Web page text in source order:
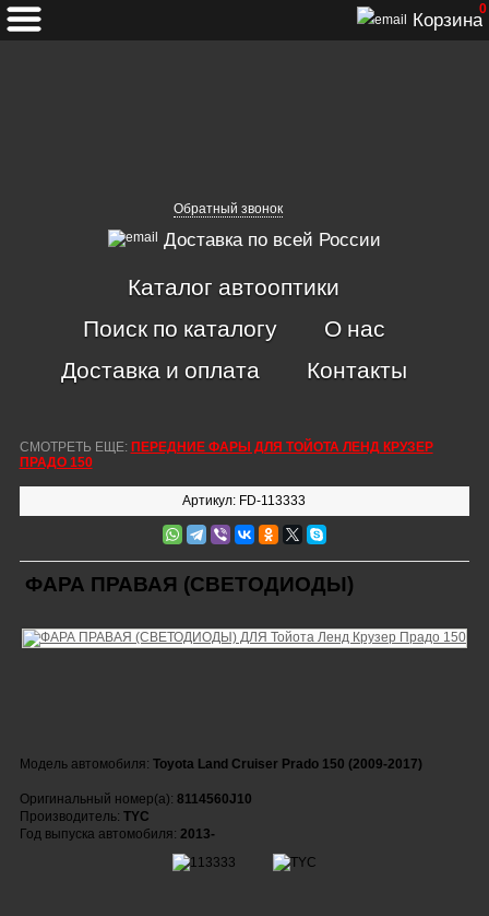
Обратный звонок
Доставка по всей России
Корзина
0
Каталог автооптики
Поиск по каталогу
О нас
Доставка и оплата
Контакты
СМОТРЕТЬ ЕЩЕ: ПЕРЕДНИЕ ФАРЫ ДЛЯ ТОЙОТА ЛЕНД КРУЗЕР
ПРАДО 150
Артикул: FD-113333
ФАРА ПРАВАЯ (СВЕТОДИОДЫ)
Модель автомобиля: Toyota Land Cruiser Prado 150 (2009-2017)
Оригинальный номер(а): 8114560J10
Производитель: TYC
Год выпуска автомобиля: 2013-